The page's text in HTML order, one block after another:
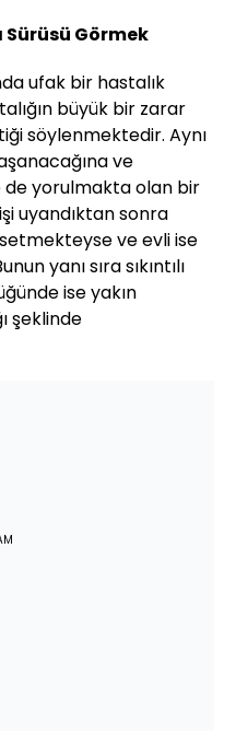
Görmek
ufak bir hastalık
büyük bir zarar
söylenmektedir. Aynı
ve
de yorulmakta olan bir
uyandıktan sonra
ve evli ise
yanı sıra sıkıntılı
ise yakın
şeklinde